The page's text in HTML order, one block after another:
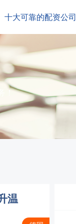
十大可靠的配资公司
！
温